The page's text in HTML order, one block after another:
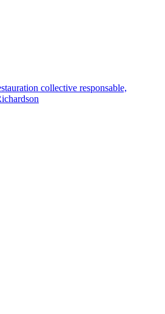
collective responsable,